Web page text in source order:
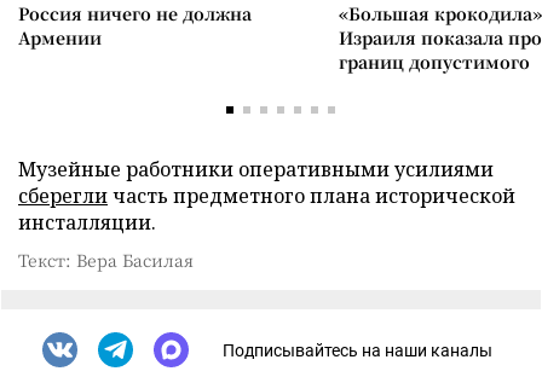
Россия ничего не должна
Армении
«Большая
Израиля показала
границ допустимого
Музейные работники оперативными усилиями
сберегличасть предметного плана исторической
инсталляции.
Текст: Вера Басилая
Подписывайтесь на наши каналы